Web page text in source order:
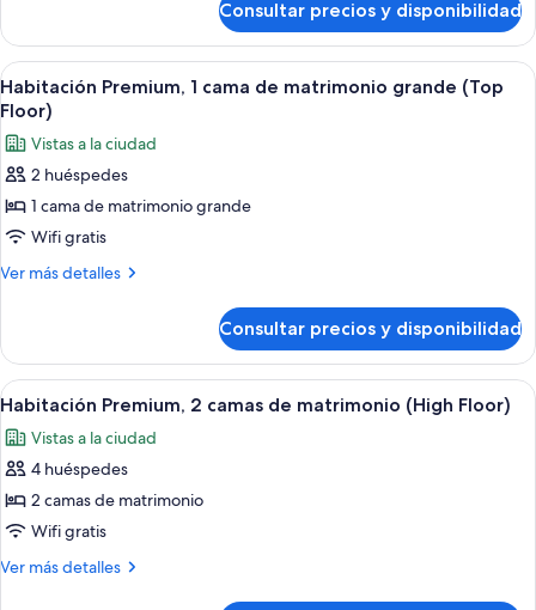
de
matrimonio
(Low
Floor)
estándar,
camas
de
matrimonio
(Low
Floor)
Consultar precios y disponibilidad
Abrir
todas
las
fotos
de
Habitación
Premium,
1
matrimonio
grande
(Top
Floor)
Edredones de plumas, caja fuerte,
6
Habitación Premium, 1 cama de matrimonio grande (Top
Floor)
Vistas a la ciudad
2 huéspedes
1 cama de matrimonio grande
Wifi gratis
Ver más detalles
Más
Premium,
cama
matrimonio
grande
Floor)
Consultar precios y disponibilidad
Abrir
todas
las
fotos
de
Habitación
Premium,
Habitación de hotel con dos camas,
6
Habitación Premium, 2 camas de matrimonio (High Floor)
Vistas a la ciudad
4 huéspedes
2 camas de matrimonio
Wifi gratis
Ver más detalles
Más